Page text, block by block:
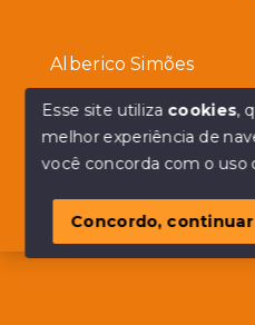
Alberico Simões
Ver e-mail
Consultor imobiliário
CRECI:182315-F
Esse site utiliza cookies,
melhor experiência de
você concorda com o uso
Concordo, continuar